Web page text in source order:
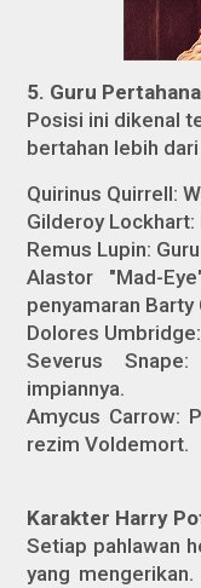
5. Guru
Posisi ini dikenal
bertahan lebih
Quirinus Quirrell:
Gilderoy
Remus Lupin:
Alastor "Mad-
penyamaran Barty
Dolores
Severus
impiannya.
Amycus Carrow:
rezim Voldemort.
Karakter Harry
Setiap pahlawan
yang